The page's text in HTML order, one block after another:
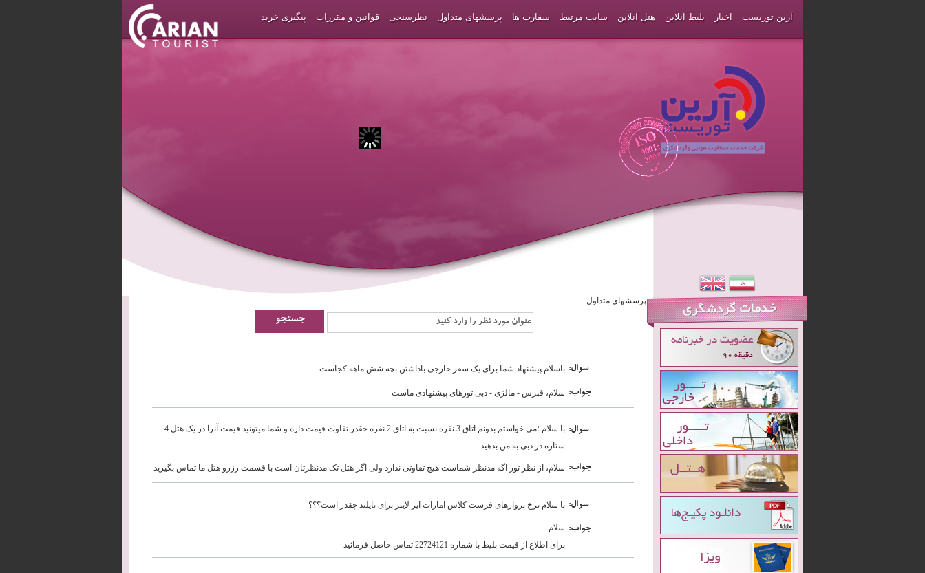
آرین توریست اخبار بلیط آنلاین هتل آنلاین سایت مرتبط سفارت ها پرسشهای متداول نظرسنجی قوانین و مقررات پیگیری خرید
پرسشهای متداول
باسلام پیشنهاد شما برای یک سفر خارجی باداشتن بچه شش ماهه کجاست. :سوال
سلام، قبرس - مالزی - دبی تورهای پیشنهادی ماست :جواب
با سلام ؛می خواستم بدونم اتاق 3 نفره نسبت به اتاق 2 نفره جقدر تفاوت قیمت داره و شما میتونید قیمت آنرا در یک هتل 4
ستاره در دبی به من بدهید
:سوال
سلام، از نظر تور اگه مدنظر شماست هیچ تفاوتی ندارد ولی اگر هتل تک مدنظرتان است با قسمت رزرو هتل ما تماس بگیرید :جواب
با سلام نرخ پروازهای فرست کلاس امارات ایر لاینز برای تایلند چقدر است؟؟؟ :سوال
سلام
برای اطلاع از قیمت بلیط با شماره 22724121 تماس حاصل فرمائید
:جواب